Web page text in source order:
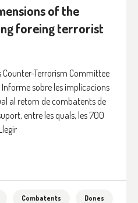
of the
foreing terrorist
Terrorism Committee
sobre les implicacions
al retorn de combatents de
entre les quals, les 700
Combatents
Dones